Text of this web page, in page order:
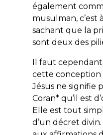
également
musulman, c’est
sachant que la
sont deux des
Il faut
cette conception
Jésus ne signifie
Coran* qu’il est
Elle est tout
d’un décret